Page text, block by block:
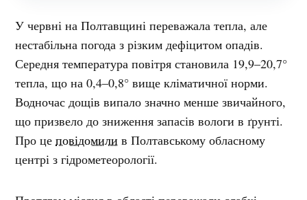
У червні на Полтавщині переважала тепла, але
нестабільна погода з різким дефіцитом опадів.
Середня температура повітря становила 19,9–20,7°
тепла, що на 0,4–0,8° вище кліматичної норми.
Водночас дощів випало значно менше звичайного,
що призвело до зниження запасів вологи в ґрунті.
Про цеповідомили в Полтавському обласному
центрі з гідрометеорології.